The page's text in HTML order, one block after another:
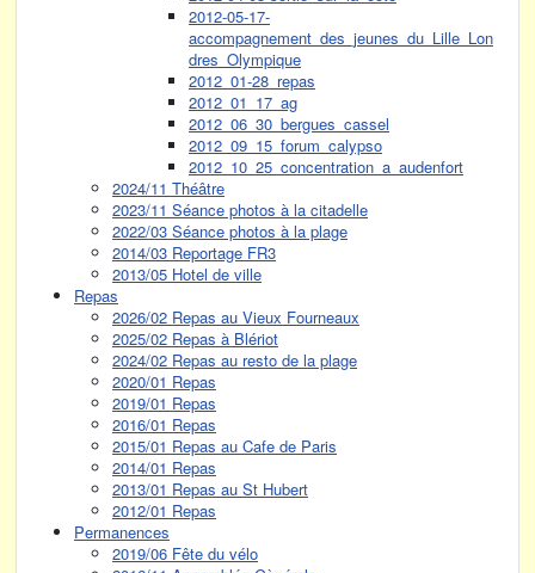
2012-05-17-
accompagnement_des_jeunes_du_Lille_Lon
dres_Olympique
2012_01-28_repas
2012_01_17_ag
2012_06_30_bergues_cassel
2012_09_15_forum_calypso
2012_10_25_concentration_a_audenfort
2024/11 Théâtre
2023/11 Séance photos à la citadelle
2022/03 Séance photos à la plage
2014/03 Reportage FR3
2013/05 Hotel de ville
Repas
2026/02 Repas au Vieux Fourneaux
2025/02 Repas à Blériot
2024/02 Repas au resto de la plage
2020/01 Repas
2019/01 Repas
2016/01 Repas
2015/01 Repas au Cafe de Paris
2014/01 Repas
2013/01 Repas au St Hubert
2012/01 Repas
Permanences
2019/06 Fête du vélo